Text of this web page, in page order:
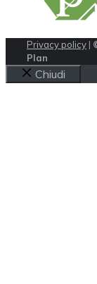
Privacy policy |
Plan
Chiudi